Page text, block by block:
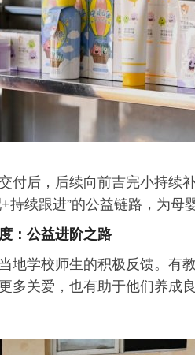
付后，后续向前吉完小持续
持续跟进”的公益链路，为母
：公益进阶之路
地学校师生的积极反馈。有
多关爱，也有助于他们养成